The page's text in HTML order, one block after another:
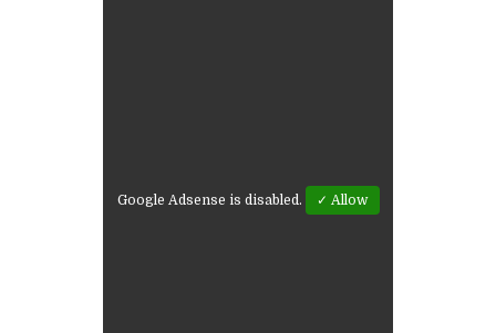
Google Adsense is disabled. ✓ Allow